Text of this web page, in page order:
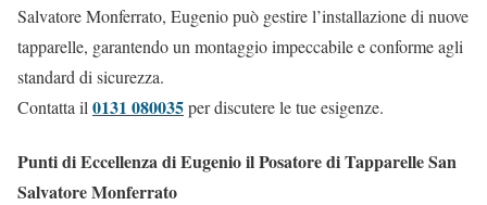
Salvatore Monferrato, Eugenio può gestire l’installazione di nuove
tapparelle, garantendo un montaggio impeccabile e conforme agli
standard di sicurezza.
Contatta il0131 080035per discutere le tue esigenze.
Punti di Eccellenza di Eugenio il Posatore di Tapparelle San
Salvatore Monferrato